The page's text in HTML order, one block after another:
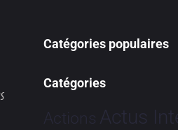
Catégories populaires
Catégories
Actions Actus